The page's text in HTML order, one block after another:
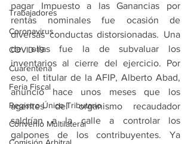
Trabajadores
Coronavirus
COVID-19
Cuarentena
Feria Fiscal
Registro Único Tributario
Convenio Multilateral
pagar Impuesto a las Ganancias por
rentas nominales fue ocasión de
diversas conductas distorsionadas. Una
de ellas fue la de subvaluar los
inventarios al cierre del ejercicio. Por
eso, el titular de la AFIP, Alberto Abad,
anunció hace unos meses que los
agentes del organismo recaudador
saldrían a la calle a controlar los
galpones de los contribuyentes. Ya